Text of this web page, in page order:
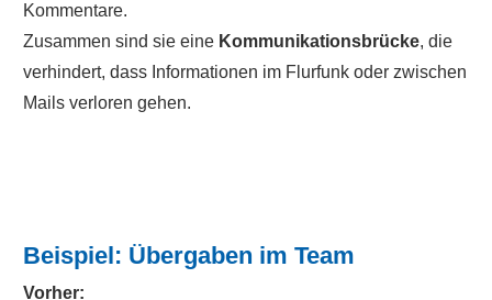
Kommentare.
Zusammen sind sie eine Kommunikationsbrücke, die
verhindert, dass Informationen im Flurfunk oder zwischen
Mails verloren gehen.
Beispiel: Übergaben im Team
Vorher: